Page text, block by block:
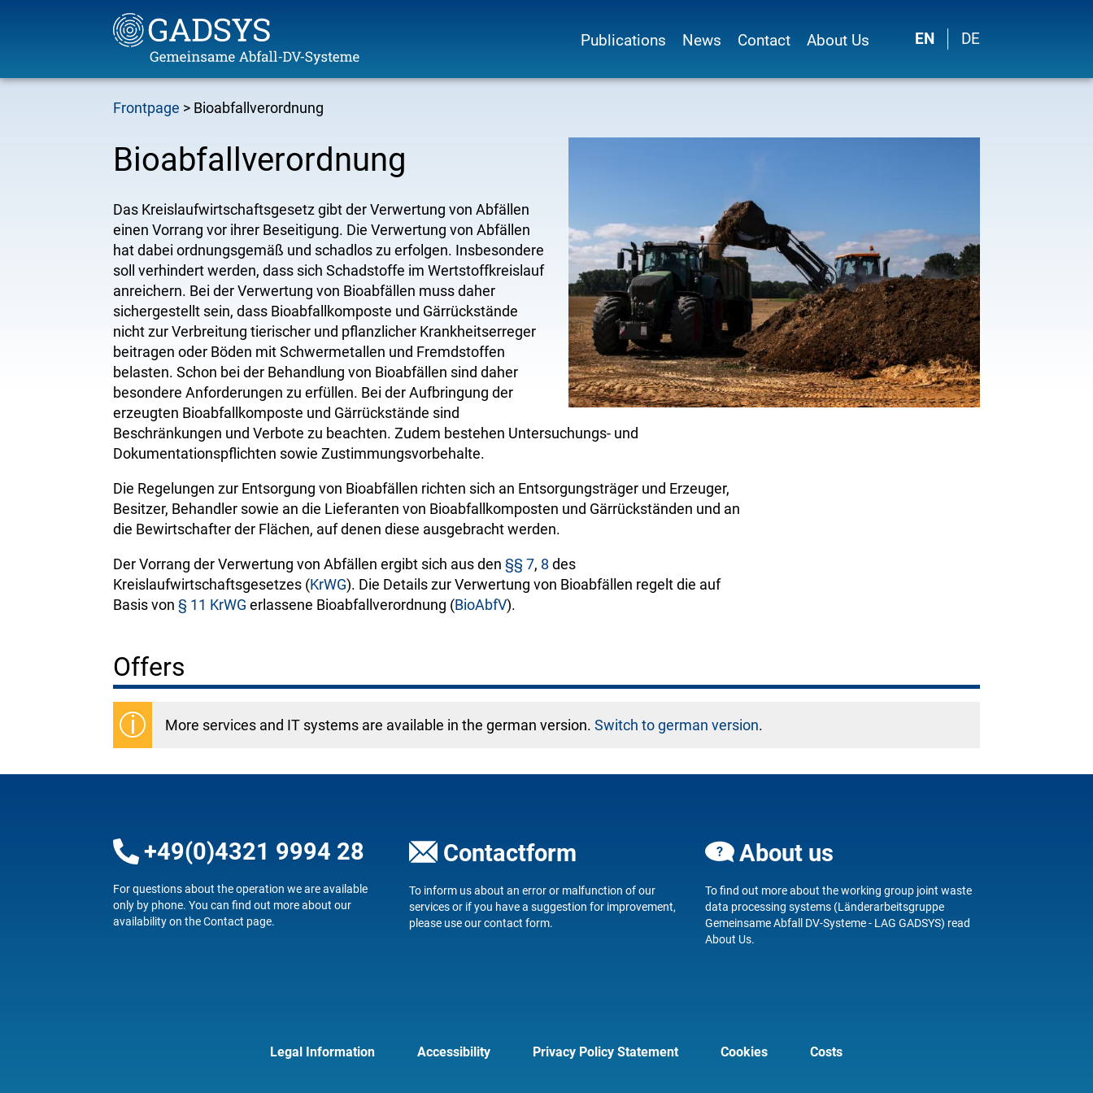
Skip
Main
navigation
Publications News Contact About Us EN DE
Frontpage Bioabfallverordnung
Bioabfallverordnung
Das Kreislaufwirtschaftsgesetz gibt der Verwertung von Abfällen
einen Vorrang vor ihrer Beseitigung. Die Verwertung von Abfällen
hat dabei ordnungsgemäß und schadlos zu erfolgen. Insbesondere
soll verhindert werden, dass sich Schadstoffe im Wertstoffkreislauf
anreichern. Bei der Verwertung von Bioabfällen muss daher
sichergestellt sein, dass Bioabfallkomposte und Gärrückstände
nicht zur Verbreitung tierischer und pflanzlicher Krankheitserreger
beitragen oder Böden mit Schwermetallen und Fremdstoffen
belasten. Schon bei der Behandlung von Bioabfällen sind daher
besondere Anforderungen zu erfüllen. Bei der Aufbringung der
erzeugten Bioabfallkomposte und Gärrückstände sind
Beschränkungen und Verbote zu beachten. Zudem bestehen Untersuchungs- und
Dokumentationspflichten sowie Zustimmungsvorbehalte.
Die Regelungen zur Entsorgung von Bioabfällen richten sich an Entsorgungsträger und Erzeuger,
Besitzer, Behandler sowie an die Lieferanten von Bioabfallkomposten und Gärrückständen und an
die Bewirtschafter der Flächen, auf denen diese ausgebracht werden.
Der Vorrang der Verwertung von Abfällen ergibt sich aus den §§ 7, 8 des
Kreislaufwirtschaftsgesetzes (KrWG). Die Details zur Verwertung von Bioabfällen regelt die auf
Basis von § 11 KrWG erlassene Bioabfallverordnung (BioAbfV).
Offers
More services and IT systems are available in the german version. Switch to german version.
+49(0)4321 9994 28
For questions about the operation we are available
only by phone. You can find out more about our
availability on theContact page.
Contactform
To inform us about an error or malfunction of our
services or if you have a suggestion for improvement,
please use ourcontact form.
About us
To find out more aboutthe working group joint waste
data processing systems (Länderarbeitsgruppe
Gemeinsame Abfall DV-Systeme - LAG GADSYS) read
About Us.
Legal Information Accessibility Privacy Policy Statement Cookies Costs